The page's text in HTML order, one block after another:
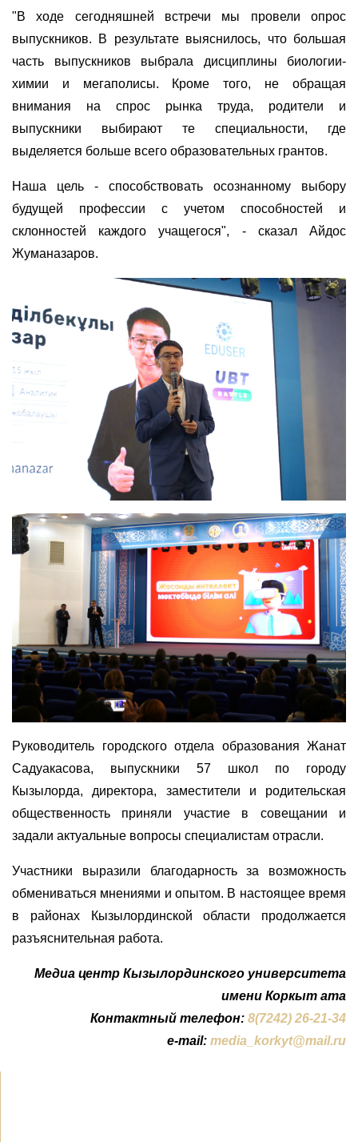
"В ходе сегодняшней встречи мы провели опрос
выпускников. В результате выяснилось, что большая
часть выпускников выбрала дисциплины биологии-
химии и мегаполисы. Кроме того, не обращая
внимания на спрос рынка труда, родители и
выпускники выбирают те специальности, где
выделяется больше всего образовательных грантов.
Наша цель - способствовать осознанному выбору
будущей профессии с учетом способностей и
склонностей каждого учащегося", - сказал Айдос
Жуманазаров.
Руководитель городского отдела образования Жанат
Садуакасова, выпускники 57 школ по городу
Кызылорда, директора, заместители и родительская
общественность приняли участие в совещании и
задали актуальные вопросы специалистам отрасли.
Участники выразили благодарность за возможность
обмениваться мнениями и опытом. В настоящее время
в районах Кызылординской области продолжается
разъяснительная работа.
Медиа центр Кызылординского университета
имени Коркыт ата
Контактный телефон: 8(7242) 26-21-34
e-mail: media_korkyt@mail.ru